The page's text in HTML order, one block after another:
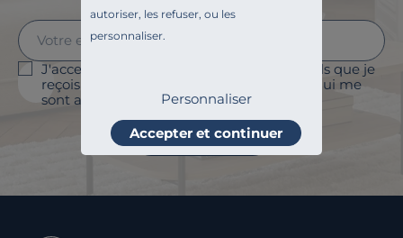
autoriser, les refuser, ou les
personnaliser.
Personnaliser
Accepter et continuer
J'accepte le suivi des ouvertures des emails que je
reçois afin de personnaliser les contenus qui me
sont adressés et à des fins statistiques.
Je m'abonne